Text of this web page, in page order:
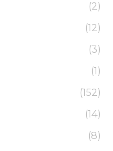
(2)
(12)
(3)
(1)
(152)
(14)
(8)